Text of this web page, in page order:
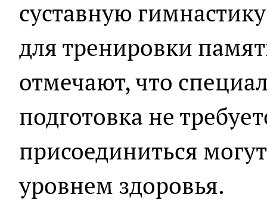
суставную
для тренировки
отмечают, что
подготовка не
присоединиться
уровнем здоровья.